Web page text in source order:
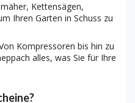
Kettensägen,
Ihren Garten in Schuss zu
Kompressoren bis hin zu
alles, was Sie für Ihre